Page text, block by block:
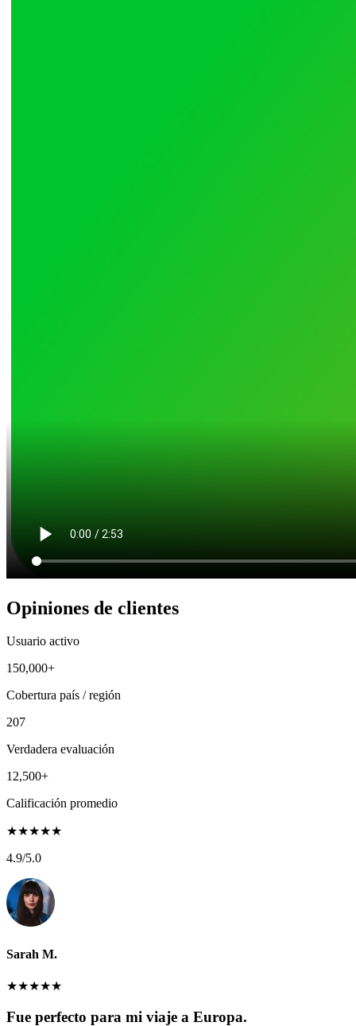
Opiniones de clientes
Usuario activo
150,000+
Cobertura país / región
207
Verdadera evaluación
12,500+
Calificación promedio
★★★★★
4.9/5.0
Sarah M.
★★★★★
Fue perfecto para mi viaje a Europa.